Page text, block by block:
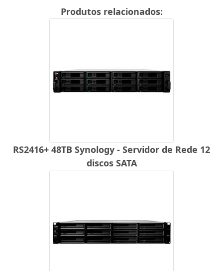
Produtos relacionados:
RS2416+ 48TB Synology - Servidor de Rede 12
discos SATA